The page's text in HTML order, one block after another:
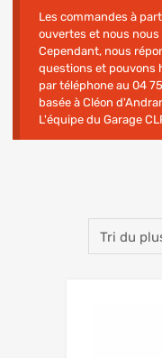
Les commandes à
ouvertes et nous nous
Cependant, nous
questions et pouvons
par téléphone au 04
basée à Cléon
L'équipe du Garage